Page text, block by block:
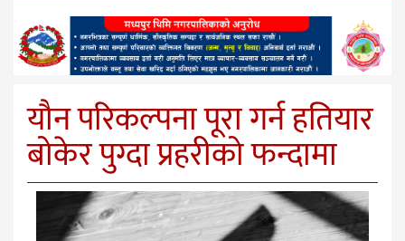
यौन परिकल्पना पूरा गर्न हतियार
बोकेर पुग्दा प्रहरीको फन्दामा